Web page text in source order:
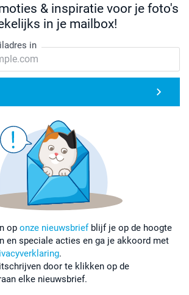
& inspiratie voor je foto's
in je mailbox!
in
op onze nieuwsbriefblijf je op de hoogte
en speciale acties en ga je akkoord met
.
door te klikken op de
elke nieuwsbrief.